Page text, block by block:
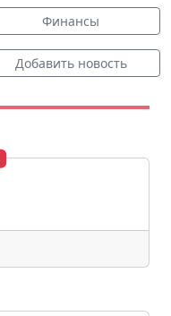
Финансы
Добавить новость